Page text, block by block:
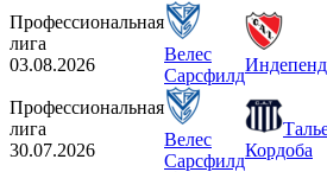
Профессиональная
лига
03.08.2026
Велес
Сарсфилд
Профессиональная
лига
30.07.2026
Велес
Сарсфилд
Кордоба